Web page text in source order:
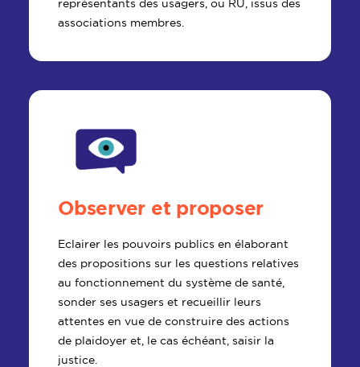
représentants des usagers, ou RU, issus des
associations membres.
Observer et proposer
Eclairer les pouvoirs publics en élaborant
des propositions sur les questions relatives
au fonctionnement du système de santé,
sonder ses usagers et recueillir leurs
attentes en vue de construire des actions
de plaidoyer et, le cas échéant, saisir la
justice.